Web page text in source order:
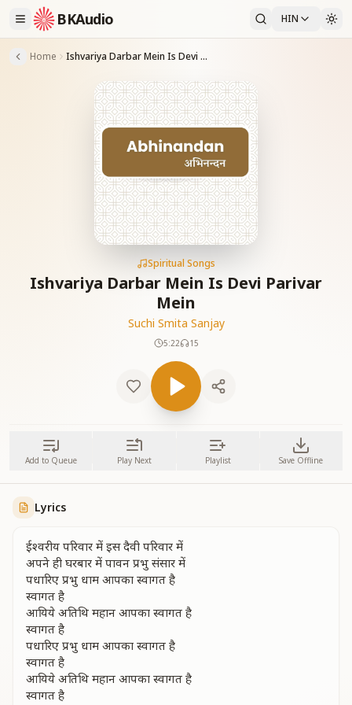
BKAudio HIN
Home Ishvariya Darbar Mein Is Devi Parivar Mein
Spiritual Songs
Ishvariya Darbar Mein Is Devi Parivar
Mein
Suchi Smita Sanjay
5:22 15
Add to Queue Play Next Playlist Save Offline
Lyrics
ईश्वरीय परिवार में इस दैवी परिवार में
अपने ही घरबार में पावन प्रभु संसार में
पधारिए प्रभु धाम आपका स्वागत है
स्वागत है
आयिये अतिथि महान आपका स्वागत है
स्वागत है
पधारिए प्रभु धाम आपका स्वागत है
स्वागत है
आयिये अतिथि महान आपका स्वागत है
स्वागत है